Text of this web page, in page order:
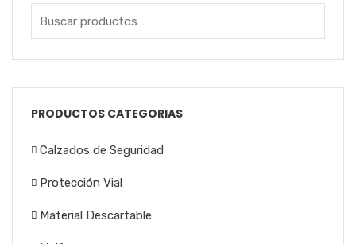
PRODUCTOS CATEGORIAS
Calzados de Seguridad
Protección Vial
Material Descartable